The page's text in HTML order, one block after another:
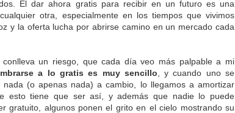
El dar ahora gratis para recibir en un futuro es una
otra, especialmente en los tiempos que vivimos
y la oferta lucha por abrirse camino en un mercado cada
conlleva un riesgo, que cada día veo más palpable a mi
a lo gratis es muy sencillo , y cuando uno se
(o apenas nada) a cambio, lo llegamos a amortizar
esto tiene que ser así, y además que nadie lo puede
gratuito, algunos ponen el grito en el cielo mostrando su